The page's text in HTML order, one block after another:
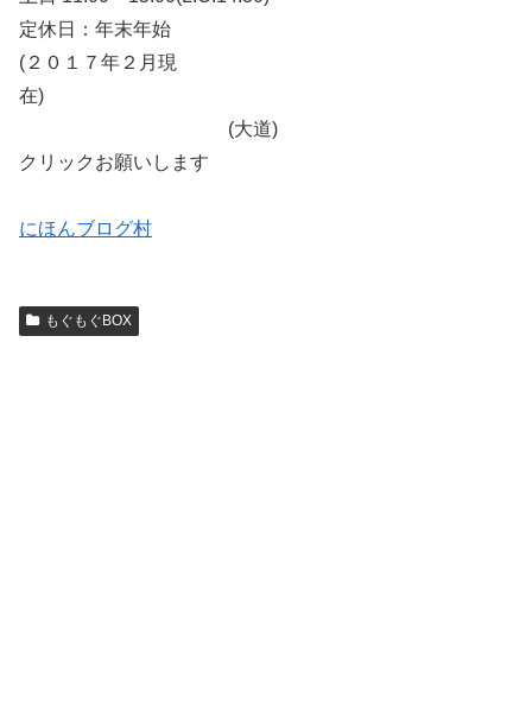
定休日：年末年始
(２０１７年２月現
在)
(大道)
クリックお願いします
にほんブログ村
もぐもぐBOX